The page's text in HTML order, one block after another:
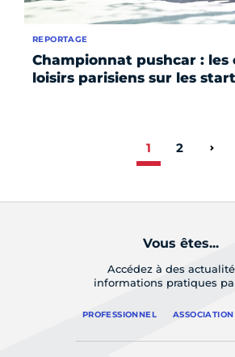
Championnat pushcar : les
loisirs parisiens sur les
REPORTAGE
1 2
Vous êtes...
Accédez à des
informations pratiques
PROFESSIONNEL ASSOCIATION